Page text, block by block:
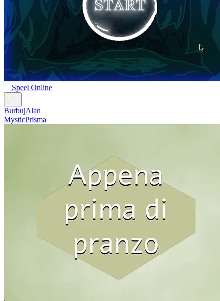
Speel Online
BurbujAlan
MysticPrisma